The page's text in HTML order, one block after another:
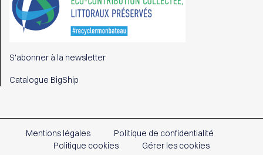
S'abonner à la newsletter
Catalogue BigShip
Mentions légales
Politique de confidentialité
Politique cookies
Gérer les cookies